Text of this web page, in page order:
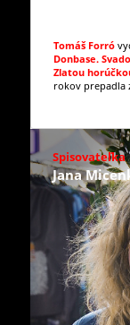
Tomáš Forró
Donbase.
Zlatou
rokov prepadla
Spisovateľka
Jana